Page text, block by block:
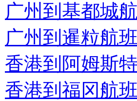
广州到基都城
广州到暹粒航
香港到阿姆斯
香港到福冈航